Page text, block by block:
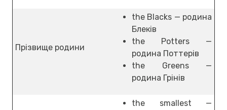
Прізвище родини
the Blacks — родина
Блеків
the Potters —
родина Поттерів
the Greens —
родина Грінів
the smallest —